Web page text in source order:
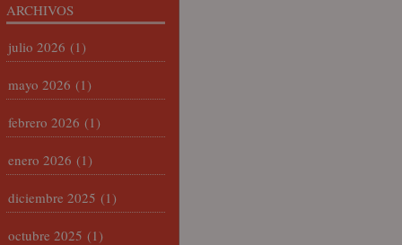
ARCHIVOS
julio 2026 (1)
mayo 2026 (1)
febrero 2026 (1)
enero 2026 (1)
diciembre 2025 (1)
octubre 2025 (1)